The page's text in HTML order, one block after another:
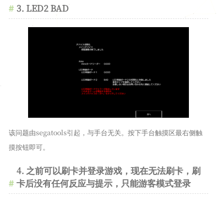
3. LED2 BAD
该问题由segatools引起，与手台无关。按下手台触摸区最右侧触
摸按钮即可。
4. 之前可以刷卡并登录游戏，现在无法刷卡，刷
卡后没有任何反应与提示，只能游客模式登录
留言板